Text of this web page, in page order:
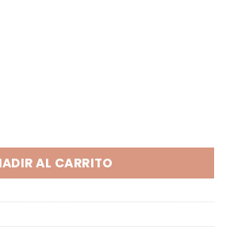
cantidad
AL CARRITO